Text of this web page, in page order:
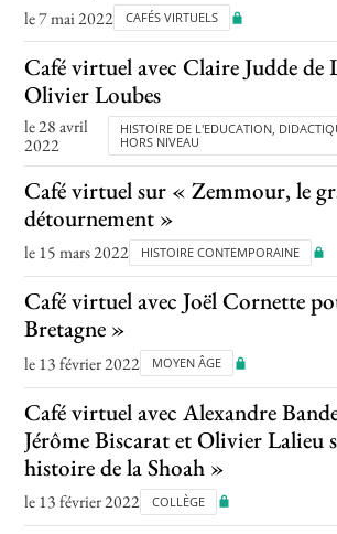
le 7 mai 2022 CAFÉS VIRTUELS
Café virtuel avec Claire Judde de
Olivier Loubes
le 28 avril
2022
HISTOIRE DE L'EDUCATION,
HORS NIVEAU
Café virtuel sur « Zemmour, le
détournement »
le 15 mars 2022 HISTOIRE CONTEMPORAINE
Café virtuel avec Joël Cornette
Bretagne »
le 13 février 2022 MOYEN ÂGE
Café virtuel avec Alexandre
Jérôme Biscarat et Olivier Lalieu
histoire de la Shoah »
le 13 février 2022 COLLÈGE